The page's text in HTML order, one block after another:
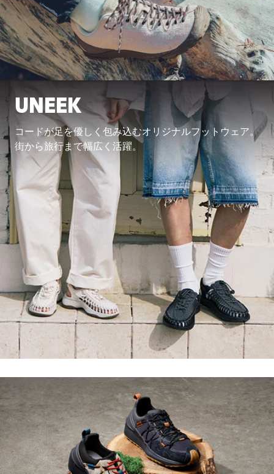
UNEEK
コードが足を優しく包み込むオリジナルフットウェア。
街から旅行まで幅広く活躍。